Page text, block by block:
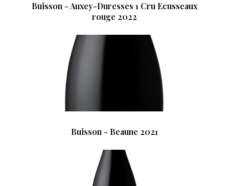
Buisson - Auxey-Duresses 1 Cru Ecusseaux
rouge 2022
Buisson - Beaune 2021